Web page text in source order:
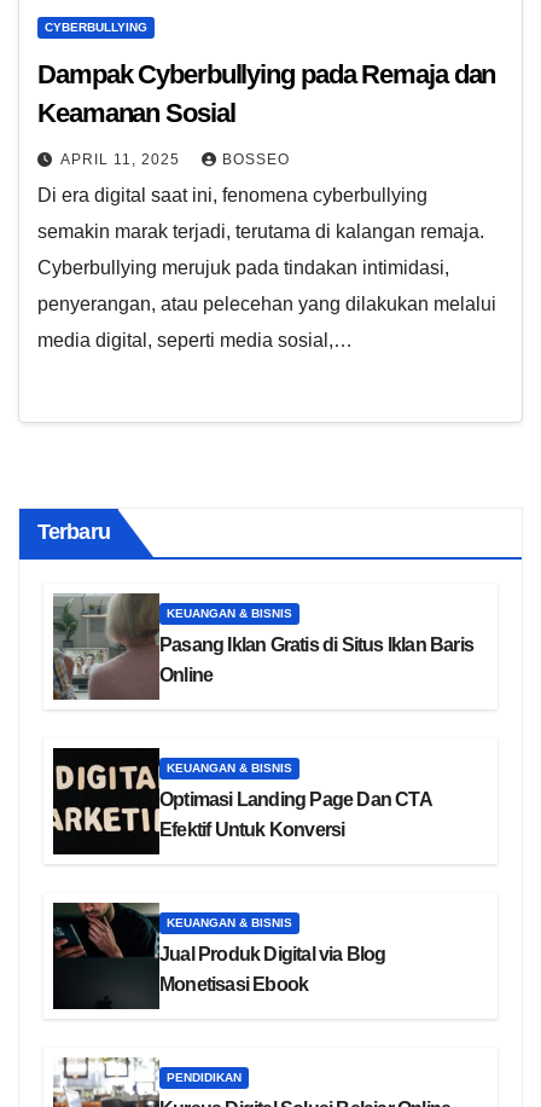
CYBERBULLYING
Dampak Cyberbullying pada Remaja dan
Keamanan Sosial
APRIL 11, 2025 BOSSEO
Di era digital saat ini, fenomena cyberbullying
semakin marak terjadi, terutama di kalangan remaja.
Cyberbullying merujuk pada tindakan intimidasi,
penyerangan, atau pelecehan yang dilakukan melalui
media digital, seperti media sosial,…
Terbaru
KEUANGAN & BISNIS
Pasang Iklan Gratis di Situs Iklan Baris
Online
KEUANGAN & BISNIS
Optimasi Landing Page Dan CTA
Efektif Untuk Konversi
KEUANGAN & BISNIS
Jual Produk Digital via Blog
Monetisasi Ebook
PENDIDIKAN